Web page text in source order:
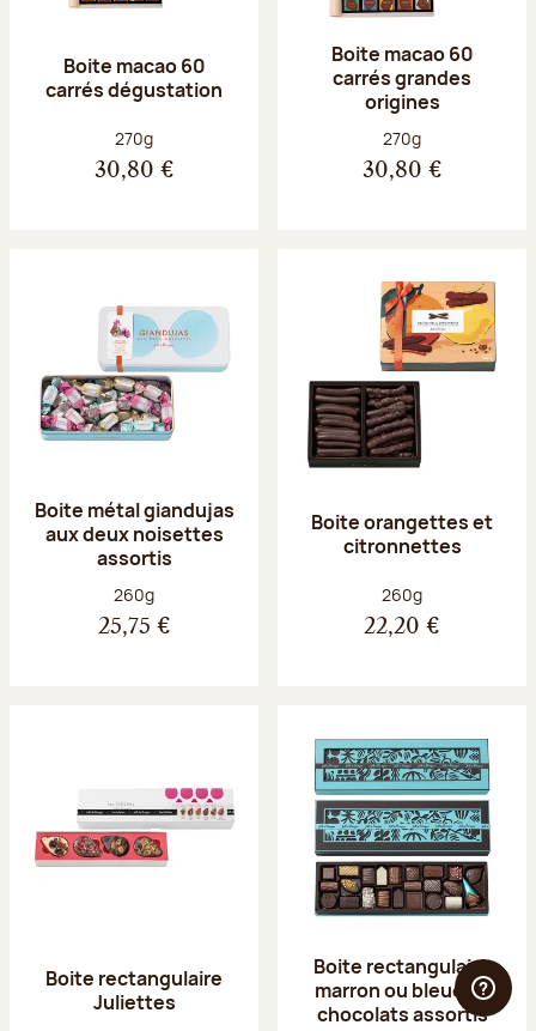
Boite macao 60
carrés dégustation
Poids net :
270g
30,80 €
Boite macao 60
carrés grandes
origines
Poids net :
270g
30,80 €
Boite métal giandujas
aux deux noisettes
assortis
Poids net :
260g
25,75 €
Boite orangettes et
citronnettes
Poids net :
260g
22,20 €
Boite rectangulaire
Juliettes
Boite rectangulaire
marron ou bleue 23
chocolats assortis